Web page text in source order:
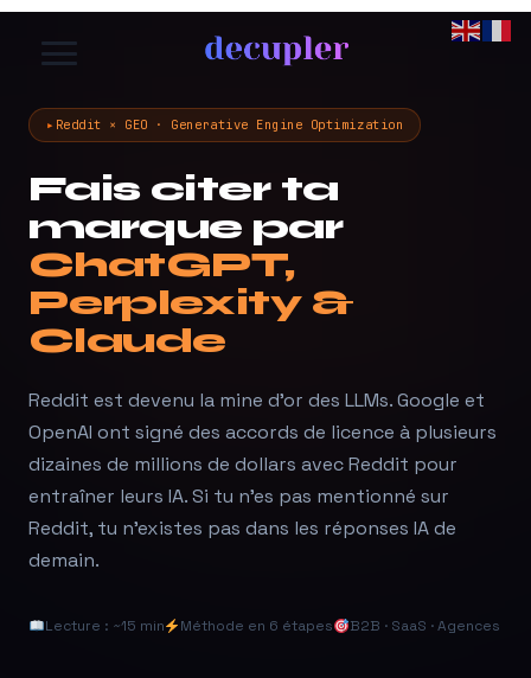
Aller
contenu
Reddit × GEO · Generative Engine Optimization
Fais citer ta
marque par
ChatGPT,
Perplexity &
Claude
Reddit est devenu la mine d'or des LLMs. Google et
OpenAI ont signé des accords de licence à plusieurs
dizaines de millions de dollars avec Reddit pour
entraîner leurs IA. Si tu n'es pas mentionné sur
Reddit, tu n'existes pas dans les réponses IA de
demain.
Lecture : ~15 min Méthode en 6 étapes B2B · SaaS · Agences